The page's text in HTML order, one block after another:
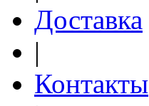
Доставка
|
Контакты